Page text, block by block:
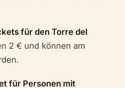
für den Torre del
2 € und können am
für Personen mit